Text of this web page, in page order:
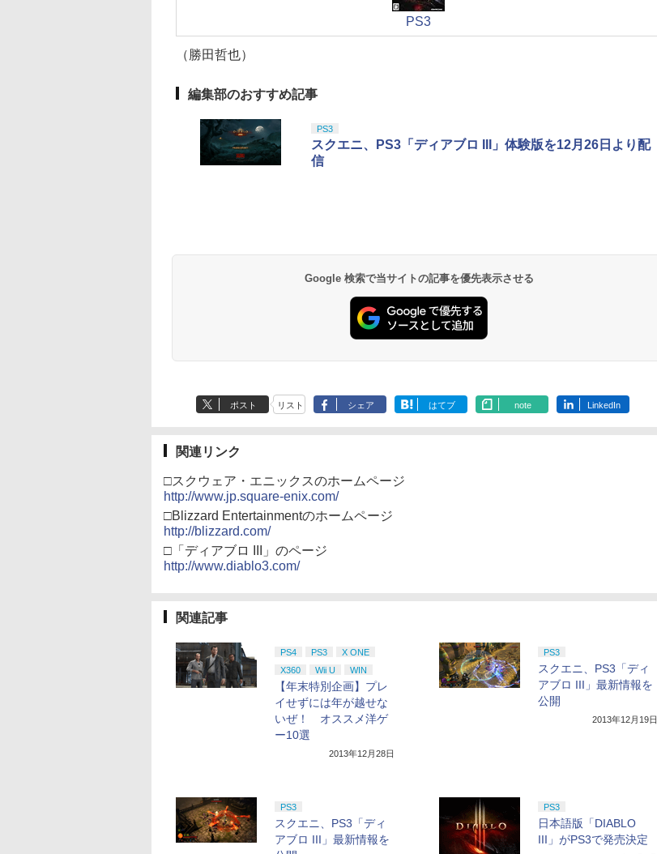
PS3
（勝田哲也）
編集部のおすすめ記事
PS3
スクエニ、PS3「ディアブロ III」体験版を12月26日より配
信
Google 検索で当サイトの記事を優先表示させる
ポスト リスト シェア はてブ note LinkedIn
関連リンク
□スクウェア・エニックスのホームページ
http://www.jp.square-enix.com/
□Blizzard Entertainmentのホームページ
http://blizzard.com/
□「ディアブロ III」のページ
http://www.diablo3.com/
関連記事
PS4 PS3
X ONE
X360
Wii U WIN
【年末特別企画】プレ
イせずには年が越せな
いぜ！ オススメ洋ゲ
ー10選
2013年12月28日
PS3
スクエニ、PS3「ディ
アブロ III」最新情報を
公開
2013年12月19日
PS3
スクエニ、PS3「ディ
アブロ III」最新情報を
PS3
日本語版「DIABLO
III」がPS3で発売決定